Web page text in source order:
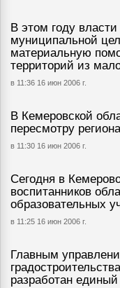
В этом году власти
муниципальной
материальную
территорий из
в 11:36 16 июн 2006 г.
В Кемеровской
пересмотру
в 11:30 16 июн 2006 г.
Сегодня в
воспитанников
образовательных
в 11:25 16 июн 2006 г.
Главным
разработан